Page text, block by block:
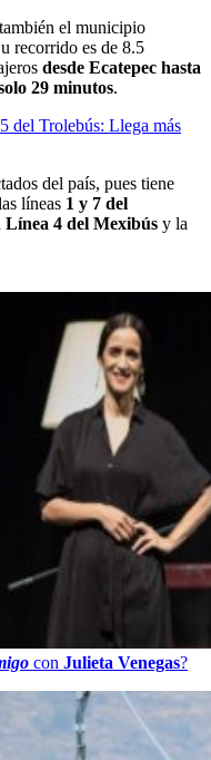
el municipio
recorrido es de 8.5
desde Ecatepec hasta
29 minutos.
del Trolebús: Llega más
del país, pues tiene
líneas 1 y 7 del
Línea 4 del Mexibús y la
con Julieta Venegas?